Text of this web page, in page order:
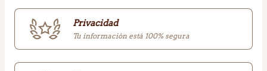
Privacidad
Tu información está 100% segura